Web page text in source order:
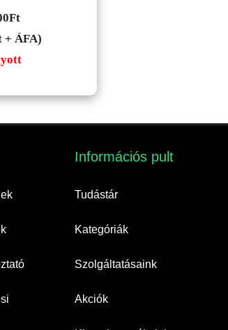
Ft
+ ÁFA)
Információs pult​
Tudástár
Kategóriák
Szolgáltatásaink
Akciók